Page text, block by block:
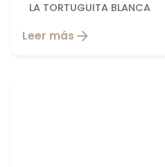
LA TORTUGUITA BLANCA
Leer más